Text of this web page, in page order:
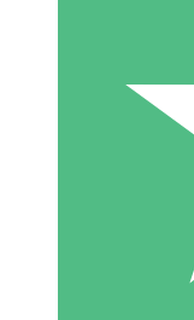
Betaal per gebruik